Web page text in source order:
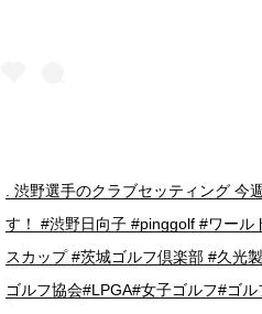
. 渋野選手のクラブセッティング 今
す！ #渋野日向子 #pinggolf #ワール
スカップ #茨城ゴルフ倶楽部 #久光
ゴルフ協会#LPGA#女子ゴルフ#ゴ